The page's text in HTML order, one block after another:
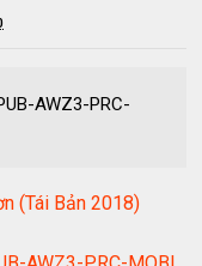
AWZ3-PRC-
(Tái Bản 2018)